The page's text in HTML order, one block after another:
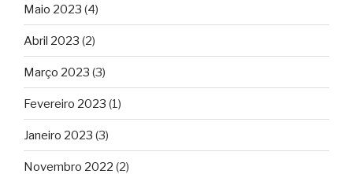
Maio 2023 (4)
Abril 2023 (2)
Março 2023 (3)
Fevereiro 2023 (1)
Janeiro 2023 (3)
Novembro 2022 (2)